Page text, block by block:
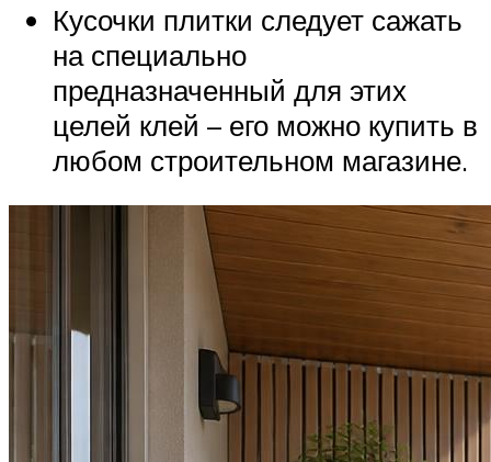
Кусочки плитки следует сажать
на специально
предназначенный для этих
целей клей – его можно купить в
любом строительном магазине.